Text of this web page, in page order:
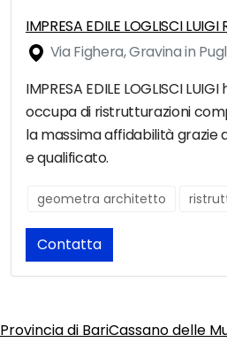
IMPRESA EDILE LOGLISCI
Via Fighera, Gravina in
IMPRESA EDILE LOGLISCI
occupa di ristrutturazioni
la massima affidabilità grazie
e qualificato.
geometra architetto
Contatta
Provincia di BariCassano delle